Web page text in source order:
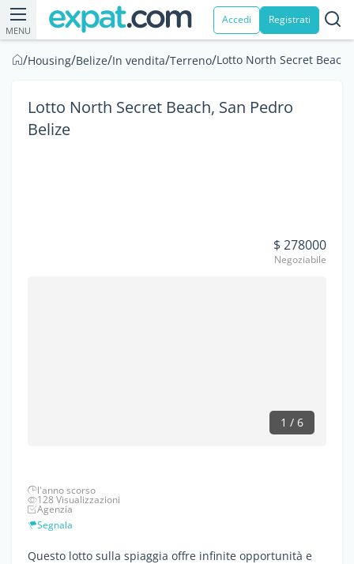
MENU
Accedi Registrati
/Housing/Belize/In vendita/Terreno/Lotto North Secret
Lotto North Secret Beach, San Pedro
Belize
$ 278000
Negoziabile
1 / 6
l'anno scorso
128 Visualizzazioni
Agenzia
Segnala
Questo lotto sulla spiaggia offre infinite opportunità e